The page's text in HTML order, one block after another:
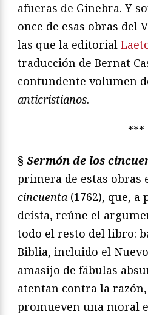
afueras de Ginebra. Y
once de esas obras del
las que la editorial
traducción de Bernat
contundente volumen
anticristianos.
***
§ Sermón de los
primera de estas obras
cincuenta (1762), que, a
deísta, reúne el
todo el resto del libro:
Biblia, incluido el
amasijo de fábulas
atentan contra la
promueven una moral